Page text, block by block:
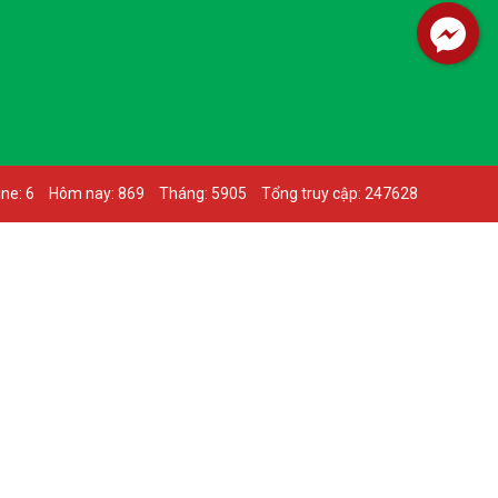
6 Hôm nay: 869 Tháng: 5905 Tổng truy cập: 247628